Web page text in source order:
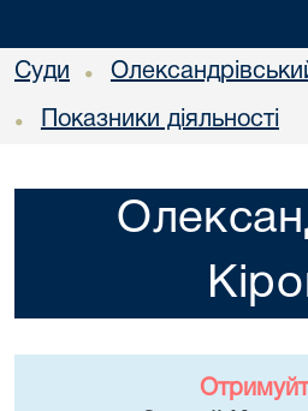
Суди •
• Показники діяльності